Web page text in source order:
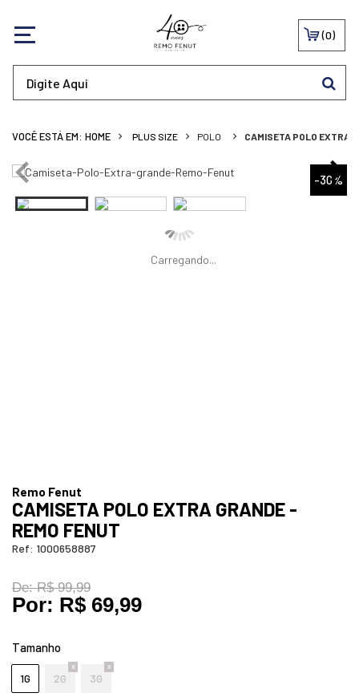
0
PLUS SIZE POLO CAMISETA POLO EXTRA
-30%
Remo Fenut
CAMISETA POLO EXTRA GRANDE -
REMO FENUT
Ref: 1000658887
De:R$ 99,99
Por: R$ 69,99
Tamanho
1G 2G 3G